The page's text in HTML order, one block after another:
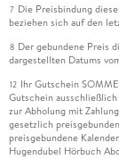
7 Die Preisbindung
beziehen sich auf den
8 Der gebundene Preis
dargestellten Datums
12 Ihr Gutschein
Gutschein
zur Abholung mit
gesetzlich
preisgebundene
Hugendubel Hörbuch